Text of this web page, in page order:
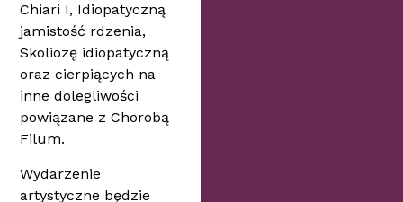
Chiari I, Idiopatyczną
jamistość rdzenia,
Skoliozę idiopatyczną
oraz cierpiących na
inne dolegliwości
powiązane z Chorobą
Filum.
Wydarzenie
artystyczne będzie